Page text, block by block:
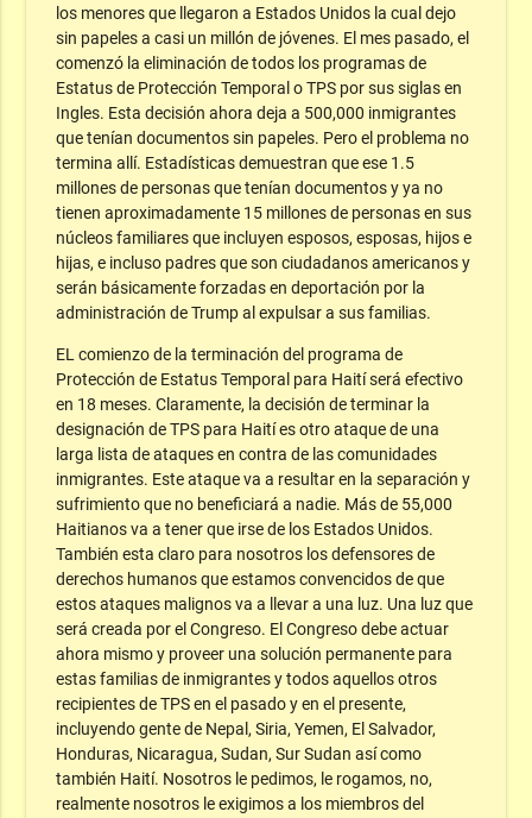
los menores que llegaron a Estados Unidos la cual dejo
sin papeles a casi un millón de jóvenes. El mes pasado, el
comenzó la eliminación de todos los programas de
Estatus de Protección Temporal o TPS por sus siglas en
Ingles. Esta decisión ahora deja a 500,000 inmigrantes
que tenían documentos sin papeles. Pero el problema no
termina allí. Estadísticas demuestran que ese 1.5
millones de personas que tenían documentos y ya no
tienen aproximadamente 15 millones de personas en sus
núcleos familiares que incluyen esposos, esposas, hijos e
hijas, e incluso padres que son ciudadanos americanos y
serán básicamente forzadas en deportación por la
administración de Trump al expulsar a sus familias.
EL comienzo de la terminación del programa de
Protección de Estatus Temporal para Haití será efectivo
en 18 meses. Claramente, la decisión de terminar la
designación de TPS para Haití es otro ataque de una
larga lista de ataques en contra de las comunidades
inmigrantes. Este ataque va a resultar en la separación y
sufrimiento que no beneficiará a nadie. Más de 55,000
Haitianos va a tener que irse de los Estados Unidos.
También esta claro para nosotros los defensores de
derechos humanos que estamos convencidos de que
estos ataques malignos va a llevar a una luz. Una luz que
será creada por el Congreso. El Congreso debe actuar
ahora mismo y proveer una solución permanente para
estas familias de inmigrantes y todos aquellos otros
recipientes de TPS en el pasado y en el presente,
incluyendo gente de Nepal, Siria, Yemen, El Salvador,
Honduras, Nicaragua, Sudan, Sur Sudan así como
también Haití. Nosotros le pedimos, le rogamos, no,
realmente nosotros le exigimos a los miembros del